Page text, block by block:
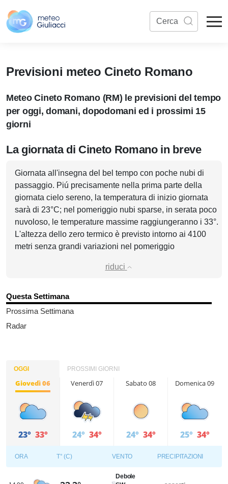
Previsioni meteo Cineto Romano
Meteo Cineto Romano (RM) le previsioni del tempo
per oggi, domani, dopodomani ed i prossimi 15
giorni
La giornata di Cineto Romano in breve
Giornata all'insegna del bel tempo con poche nubi di
passaggio. Piú precisamente nella prima parte della
giornata cielo sereno, la temperatura di inizio giornata
sarà di 23°C; nel pomeriggio nubi sparse, in serata poco
nuvoloso, le temperature massime raggiungeranno i 33°.
L'altezza dello zero termico è previsto intorno ai 4100
metri senza grandi variazioni nel pomeriggio
riduci
Questa Settimana
Prossima Settimana
Radar
OGGI PROSSIMI GIORNI
Giovedì 06
23° 33°
Venerdì 07
24° 34°
Sabato 08
24° 34°
Domenica 09
25° 34°
ORA T° (C) VENTO PRECIPITAZIONI
Debole